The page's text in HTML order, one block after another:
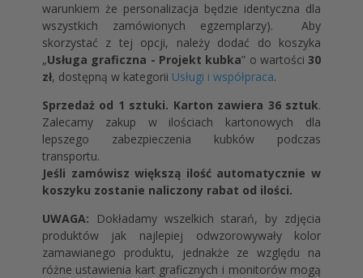
warunkiem że personalizacja będzie identyczna dla
wszystkich zamówionych egzemplarzy). Aby
skorzystać z tej opcji, należy dodać do koszyka
„Usługa graficzna - Projekt kubka” o wartości30
zł, dostępną w kategorii Usługi i współpraca.
Sprzedaż od 1 sztuki. Karton zawiera 36 sztuk.
Zalecamy zakup w ilościach kartonowych dla
lepszego zabezpieczenia kubków podczas
transportu.
Jeśli zamówisz większą ilość automatycznie w
koszyku zostanie naliczony rabat od ilości.
UWAGA: Dokładamy wszelkich starań, by zdjęcia
produktów jak najlepiej odwzorowywały kolor
zamawianego produktu, jednakże ze względu na
różne ustawienia kart graficznych i monitorów mogą